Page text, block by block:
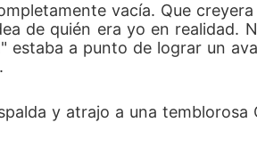
vacía. Que
de quién era yo en realidad.
estaba a punto de lograr un
y atrajo a una temblorosa